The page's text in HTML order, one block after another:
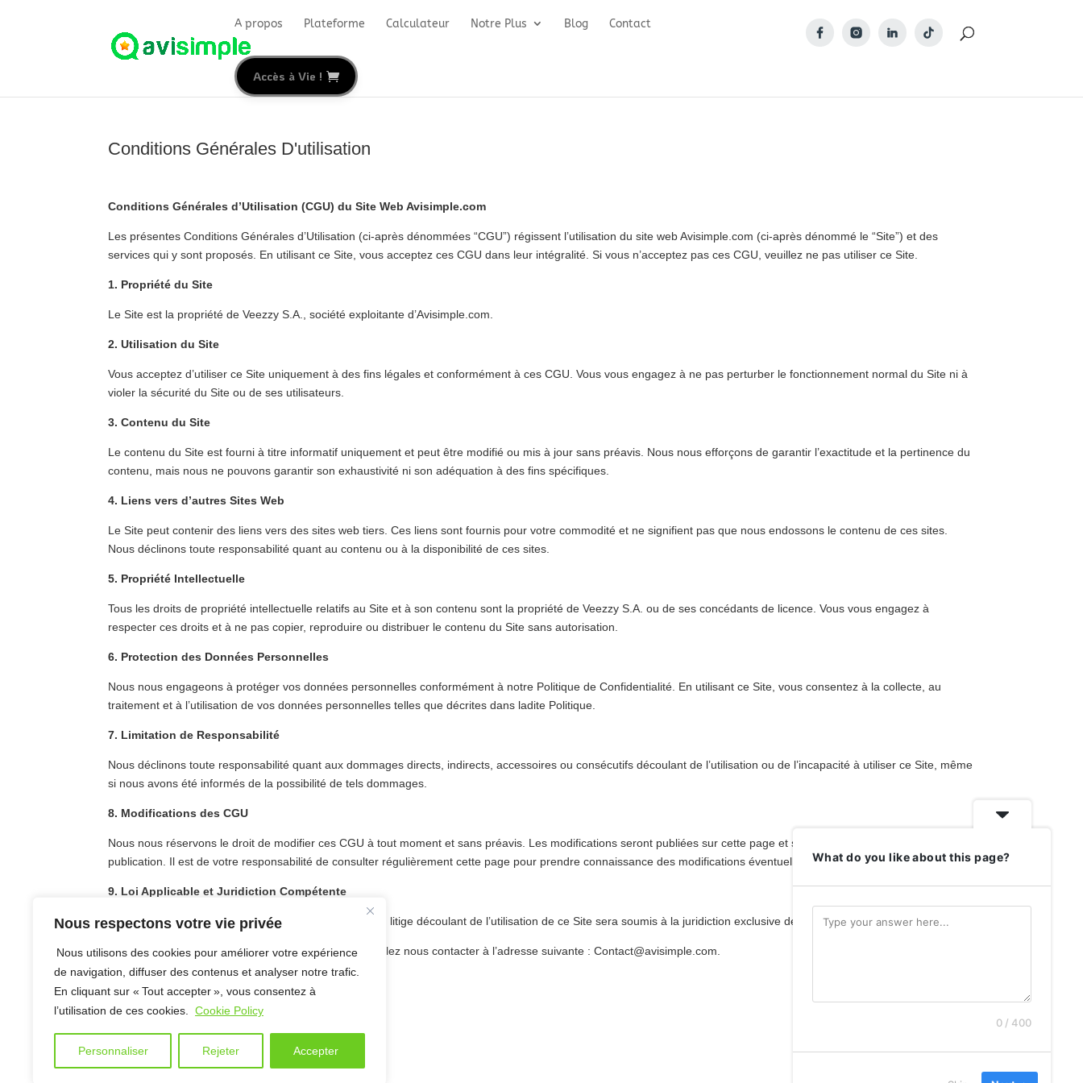
Nous respectons votre vie privée
Nous utilisons des cookies pour améliorer votre expérience
de navigation, diffuser des contenus et analyser notre trafic.
En cliquant sur « Tout accepter », vous consentez à
l’utilisation de ces cookies.
Cookie Policy
Personnaliser Rejeter Accepter
A propos Plateforme Calculateur Notre Plus Blog Contact
Accès à Vie !
Conditions Générales D'utilisation
Conditions Générales d’Utilisation (CGU) du Site Web Avisimple.com
Les présentes Conditions Générales d’Utilisation (ci-après dénommées “CGU”) régissent l’utilisation du site web Avisimple.com (ci-après dénommé le “Site”) et des
services qui y sont proposés. En utilisant ce Site, vous acceptez ces CGU dans leur intégralité. Si vous n’acceptez pas ces CGU, veuillez ne pas utiliser ce Site.
1. Propriété du Site
Le Site est la propriété de Veezzy S.A., société exploitante d’Avisimple.com.
2. Utilisation du Site
Vous acceptez d’utiliser ce Site uniquement à des fins légales et conformément à ces CGU. Vous vous engagez à ne pas perturber le fonctionnement normal du Site ni à
violer la sécurité du Site ou de ses utilisateurs.
3. Contenu du Site
Le contenu du Site est fourni à titre informatif uniquement et peut être modifié ou mis à jour sans préavis. Nous nous efforçons de garantir l’exactitude et la pertinence du
contenu, mais nous ne pouvons garantir son exhaustivité ni son adéquation à des fins spécifiques.
4. Liens vers d’autres Sites Web
Le Site peut contenir des liens vers des sites web tiers. Ces liens sont fournis pour votre commodité et ne signifient pas que nous endossons le contenu de ces sites.
Nous déclinons toute responsabilité quant au contenu ou à la disponibilité de ces sites.
5. Propriété Intellectuelle
Tous les droits de propriété intellectuelle relatifs au Site et à son contenu sont la propriété de Veezzy S.A. ou de ses concédants de licence. Vous vous engagez à
respecter ces droits et à ne pas copier, reproduire ou distribuer le contenu du Site sans autorisation.
6. Protection des Données Personnelles
Nous nous engageons à protéger vos données personnelles conformément à notre Politique de Confidentialité. En utilisant ce Site, vous consentez à la collecte, au
traitement et à l’utilisation de vos données personnelles telles que décrites dans ladite Politique.
7. Limitation de Responsabilité
Nous déclinons toute responsabilité quant aux dommages directs, indirects, accessoires ou consécutifs découlant de l’utilisation ou de l’incapacité à utiliser ce Site, même
si nous avons été informés de la possibilité de tels dommages.
8. Modifications des CGU
Nous nous réservons le droit de modifier ces CGU à tout moment et sans préavis. Les modifications seront publiées sur cette page et seront effectives dès leur
publication. Il est de votre responsabilité de consulter régulièrement cette page pour prendre connaissance des modifications éventuelles.
9. Loi Applicable et Juridiction Compétente
Ces CGU sont régies par le droit luxembourgeois. Tout litige découlant de l’utilisation de ce Site sera soumis à la juridiction exclusive des tribunaux de Luxembourg.
Si vous avez des questions concernant ces CGU, veuillez nous contacter à l’adresse suivante : Contact@avisimple.com.
Dernière mise à jour : 30/07/2025.
© Avisimple 2025. Tous droits réservés.
What do you like about this page?
0 / 400